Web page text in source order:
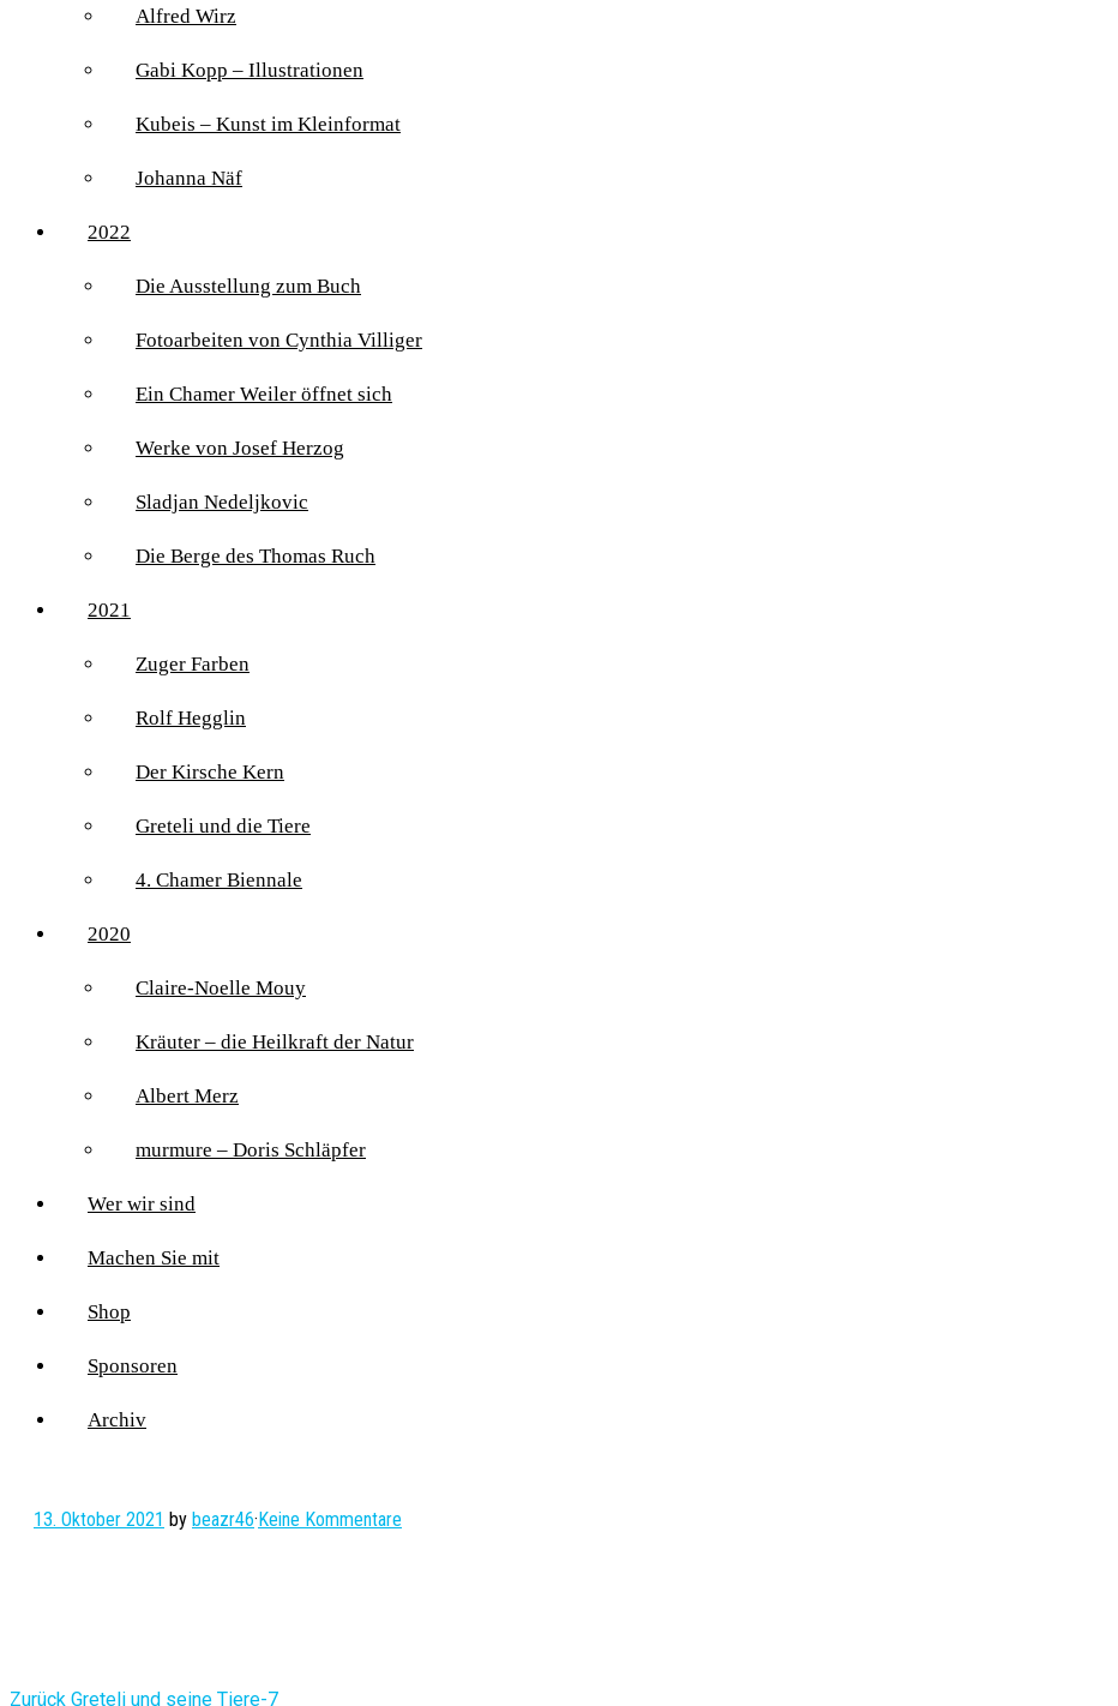
Alfred Wirz
Gabi Kopp – Illustrationen
Kubeis – Kunst im Kleinformat
Johanna Näf
2022
Die Ausstellung zum Buch
Fotoarbeiten von Cynthia Villiger
Ein Chamer Weiler öffnet sich
Werke von Josef Herzog
Sladjan Nedeljkovic
Die Berge des Thomas Ruch
2021
Zuger Farben
Rolf Hegglin
Der Kirsche Kern
Greteli und die Tiere
4. Chamer Biennale
2020
Claire-Noelle Mouy
Kräuter – die Heilkraft der Natur
Albert Merz
murmure – Doris Schläpfer
Wer wir sind
Machen Sie mit
Shop
Sponsoren
Archiv
13. Oktober 2021 by beazr46· Keine Kommentare
Zurück Vorheriger
Greteli und seine Tiere-7